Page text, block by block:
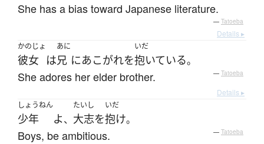
She has a bias toward Japanese literature.
— Tatoeba
Details ▸
かのじょ
彼女 は
あに
兄 にあこがれを
いだ
抱いている。
She adores her elder brother. — Tatoeba
Details ▸
しょうねん
少年 よ、
たいし
大志を
いだ
抱け。
Boys, be ambitious. — Tatoeba